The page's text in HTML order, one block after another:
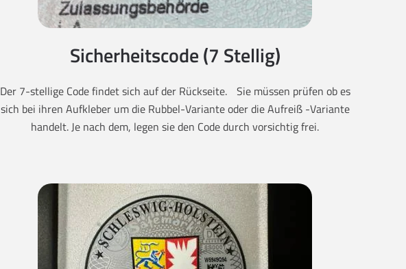
Sicherheitscode (7 Stellig)
Der 7-stellige Code findet sich auf der Rückseite. Sie müssen prüfen ob es
sich bei ihren Aufkleber um die Rubbel-Variante oder die Aufreiß -Variante
handelt. Je nach dem, legen sie den Code durch vorsichtig frei.